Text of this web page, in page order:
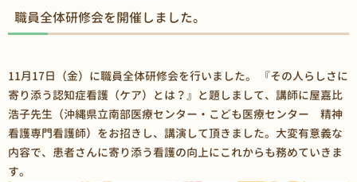
職員全体研修会を開催しました。
11月17日（金）に職員全体研修会を行いました。 『その人らしさに
寄り添う認知症看護（ケア）とは？』と題しまして、講師に屋嘉比
浩子先生（沖縄県立南部医療センター・こども医療センター 精神
看護専門看護師）をお招きし、講演して頂きました。大変有意義な
内容で、患者さんに寄り添う看護の向上にこれからも務めていきま
す。